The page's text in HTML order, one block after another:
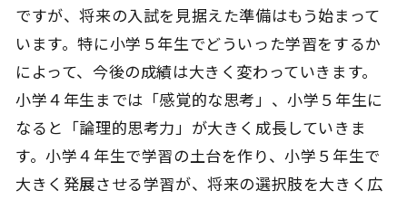
ですが、将来の入試を見据えた準備はもう始まって
います。特に小学５年生でどういった学習をするか
によって、今後の成績は大きく変わっていきます。
小学４年生までは「感覚的な思考」、小学５年生に
なると「論理的思考力」が大きく成長していきま
す。小学４年生で学習の土台を作り、小学５年生で
大きく発展させる学習が、将来の選択肢を大きく広